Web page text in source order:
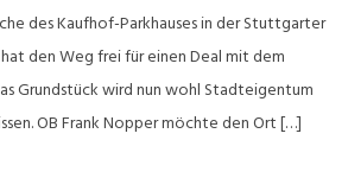
des Kaufhof-Parkhauses in der Stuttgarter
den Weg frei für einen Deal mit dem
Grundstück wird nun wohl Stadteigentum
OB Frank Nopper möchte den Ort […]